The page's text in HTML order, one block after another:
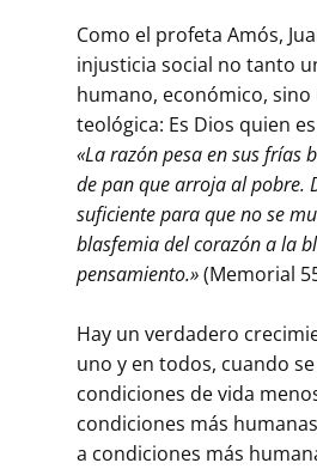
Como el profeta Amós,
injusticia social no tanto
humano, económico, sino
teológica: Es Dios quien
«La razón pesa en sus frías
de pan que arroja al pobre.
suficiente para que no se
blasfemia del corazón a la
pensamiento.»(Memorial
Hay un verdadero
uno y en todos, cuando
condiciones de vida
condiciones más
a condiciones más